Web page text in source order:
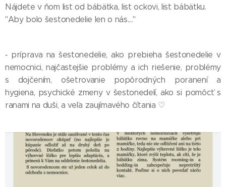
Nájdete v ňom list od bábätka, list ockovi, list bábätku.
"Aby bolo šestonedelie len o nás...."
‑ príprava na šestonedelie, ako prebieha šestonedelie v
nemocnici, najčastejšie problémy a ich riešenie, problémy
s dojčením, ošetrovanie popôrodných poranení a
hygiena, psychické zmeny v šestonedelí, ako si pomôcť s
ranami na duši, a veľa zaujímavého čítania ♡